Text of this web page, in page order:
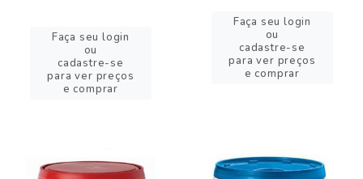
Faça seu login
ou
cadastre-se
para ver preços
e comprar
Faça seu login
ou
cadastre-se
para ver preços
e comprar